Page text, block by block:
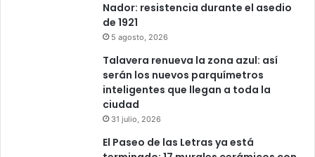
Nador: resistencia durante el asedio
de 1921
5 agosto, 2026
Talavera renueva la zona azul: así
serán los nuevos parquímetros
inteligentes que llegan a toda la
ciudad
31 julio, 2026
El Paseo de las Letras ya está